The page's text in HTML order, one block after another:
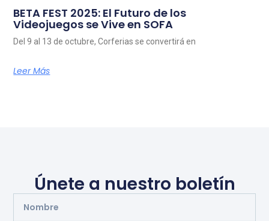
BETA FEST 2025: El Futuro de los
Videojuegos se Vive en SOFA
Del 9 al 13 de octubre, Corferias se convertirá en
Leer Más
Únete a nuestro boletín